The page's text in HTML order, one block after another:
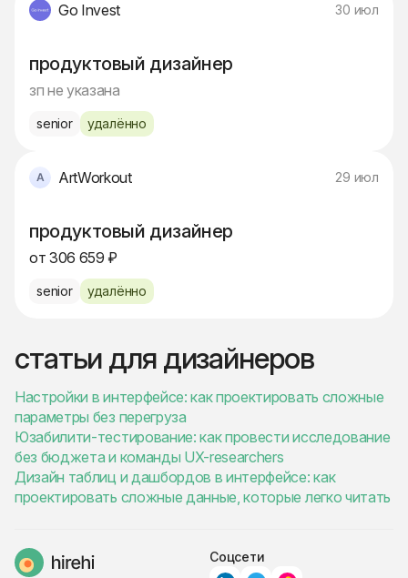
Go Invest 30 июл
продуктовый дизайнер
зп не указана
senior удалённо
ArtWorkout 29 июл
продуктовый дизайнер
от 306 659 ₽
senior удалённо
статьи для дизайнеров
Настройки в интерфейсе: как проектировать сложные
параметры без перегруза
Юзабилити-тестирование: как провести исследование
без бюджета и команды UX-researchers
Дизайн таблиц и дашбордов в интерфейсе: как
проектировать сложные данные, которые легко читать
Соцсети